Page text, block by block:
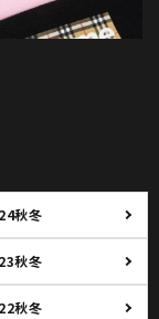
秋冬
秋冬
秋冬